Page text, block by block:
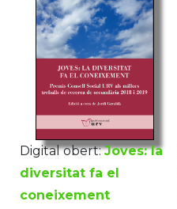
Digital obert: Joves: la
diversitat fa el
coneixement